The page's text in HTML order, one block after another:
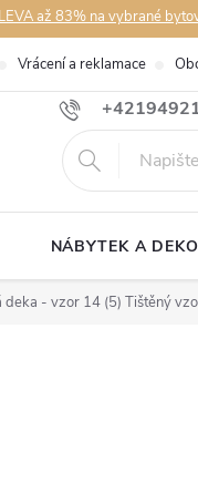
až 83% na vybrané
Vrácení a reklamace
NÁBYTEK A
deka - vzor 14 (5) Tištěný